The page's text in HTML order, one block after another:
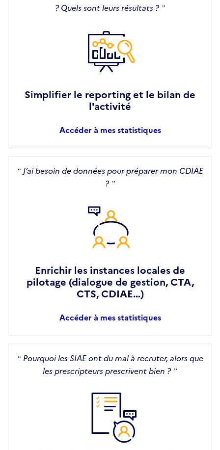
? Quels sont leurs résultats ?
Simplifier le reporting et le bilan de
l'activité
Accéder à mes statistiques
J’ai besoin de données pour préparermon CDIAE
?
Enrichir les instances locales de
pilotage (dialogue de gestion, CTA,
CTS, CDIAE…)
Accéder à mes statistiques
Pourquoi les SIAE ont du mal à recruter, alors que
les prescripteurs prescrivent bien ?